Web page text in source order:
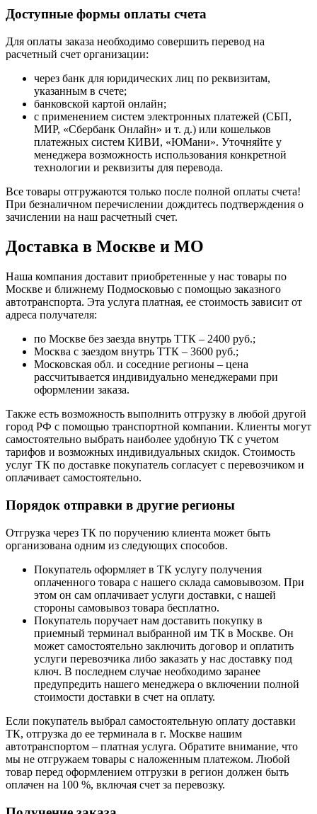
Доступные формы оплаты счета
Для оплаты заказа необходимо совершить перевод на
расчетный счет организации:
через банк для юридических лиц по реквизитам,
указанным в счете;
банковской картой онлайн;
с применением систем электронных платежей (СБП,
МИР, «Сбербанк Онлайн» и т. д.) или кошельков
платежных систем КИВИ, «ЮМани». Уточняйте у
менеджера возможность использования конкретной
технологии и реквизиты для перевода.
Все товары отгружаются только после полной оплаты счета!
При безналичном перечислении дождитесь подтверждения о
зачислении на наш расчетный счет.
Доставка в Москве и МО
Наша компания доставит приобретенные у нас товары по
Москве и ближнему Подмосковью с помощью заказного
автотранспорта. Эта услуга платная, ее стоимость зависит от
адреса получателя:
по Москве без заезда внутрь ТТК – 2400 руб.;
Москва с заездом внутрь ТТК – 3600 руб.;
Московская обл. и соседние регионы – цена
рассчитывается индивидуально менеджерами при
оформлении заказа.
Также есть возможность выполнить отгрузку в любой другой
город РФ с помощью транспортной компании. Клиенты могут
самостоятельно выбрать наиболее удобную ТК с учетом
тарифов и возможных индивидуальных скидок. Стоимость
услуг ТК по доставке покупатель согласует с перевозчиком и
оплачивает самостоятельно.
Порядок отправки в другие регионы
Отгрузка через ТК по поручению клиента может быть
организована одним из следующих способов.
Покупатель оформляет в ТК услугу получения
оплаченного товара с нашего склада самовывозом. При
этом он сам оплачивает услуги доставки, с нашей
стороны самовывоз товара бесплатно.
Покупатель поручает нам доставить покупку в
приемный терминал выбранной им ТК в Москве. Он
может самостоятельно заключить договор и оплатить
услуги перевозчика либо заказать у нас доставку под
ключ. В последнем случае необходимо заранее
предупредить нашего менеджера о включении полной
стоимости доставки в счет на оплату.
Если покупатель выбрал самостоятельную оплату доставки
ТК, отгрузка до ее терминала в г. Москве нашим
автотранспортом – платная услуга. Обратите внимание, что
мы не отгружаем товары с наложенным платежом. Любой
товар перед оформлением отгрузки в регион должен быть
оплачен на 100 %, включая счет за перевозку.